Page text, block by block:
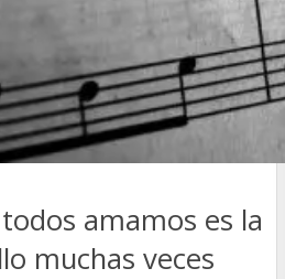
amamos es la
muchas veces